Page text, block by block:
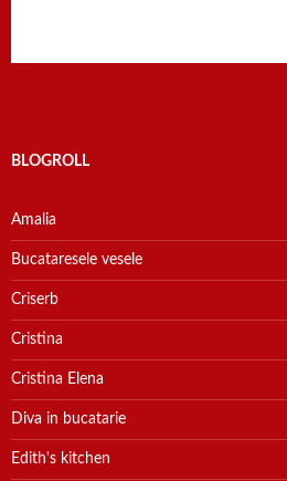
BLOGROLL
Amalia
Bucataresele vesele
Criserb
Cristina
Cristina Elena
Diva in bucatarie
Edith's kitchen